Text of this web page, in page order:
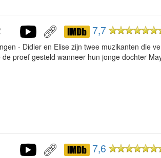
7,7
- Didier en Elise zijn twee muzikanten die
proef gesteld wanneer hun jonge dochter
7,6